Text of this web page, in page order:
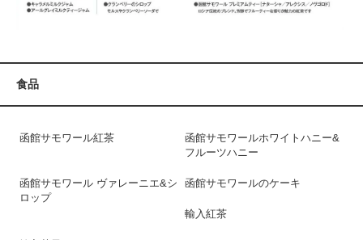
食品
函館サモワール紅茶
函館サモワールホワイトハニー&
フルーツハニー
函館サモワール ヴァレーニエ&シ
ロップ
函館サモワールのケーキ
輸入紅茶